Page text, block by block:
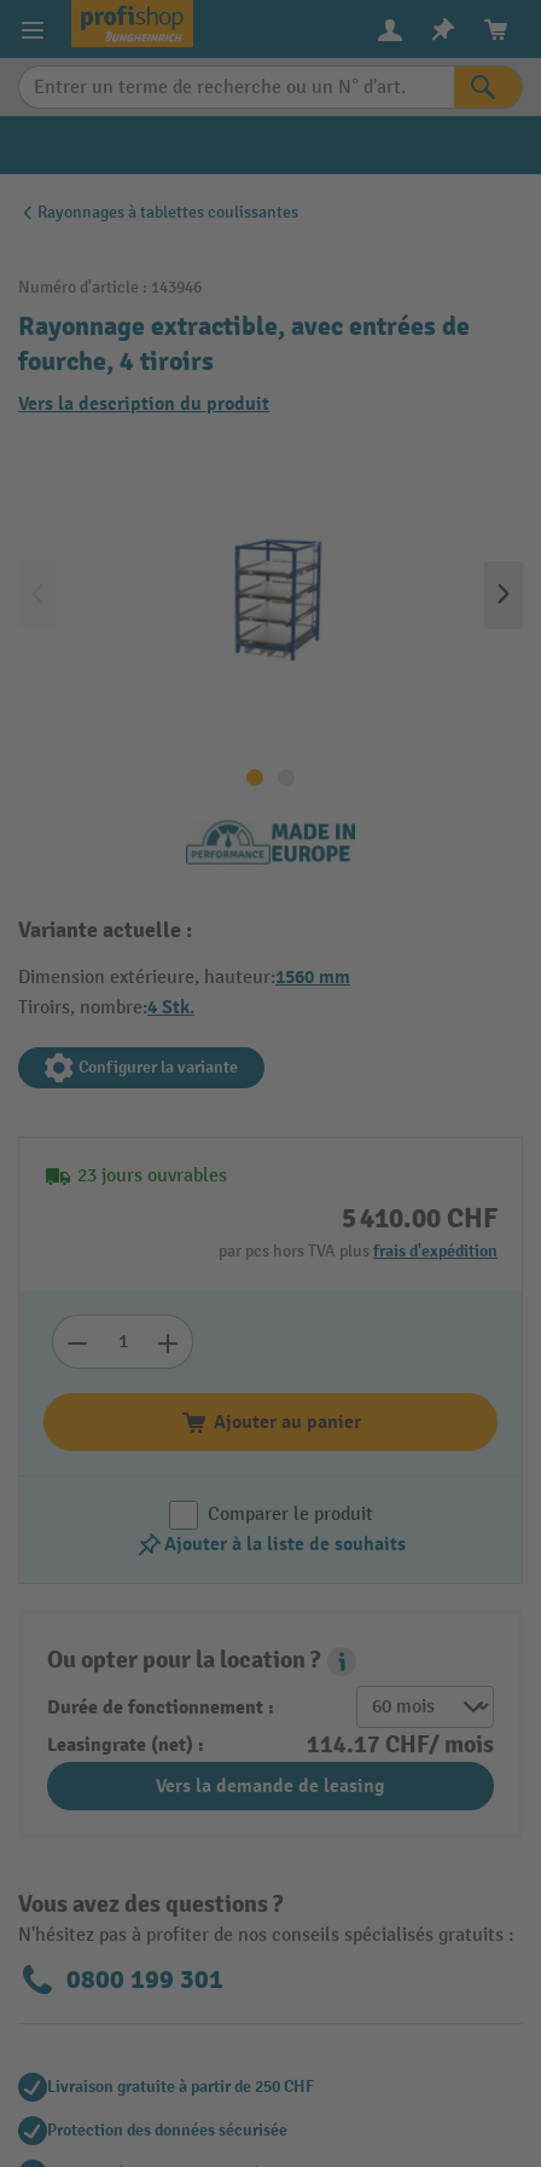
content
Rayonnages à tablettes coulissantes
Numéro d'article : 143946
Rayonnage extractible, avec entrées de
fourche, 4 tiroirs
Vers la description du produit
Variante actuelle :
Dimension extérieure, hauteur:1560 mm
Tiroirs, nombre:4 Stk.
Configurer la variante
23 jours ouvrables
5 410.00 CHF
par pcs hors TVA plus frais d'expédition
Ajouter au panier
Comparer le produit
Ajouter à la liste de souhaits
Vous avez des questions ?
N'hésitez pas à profiter de nos conseils spécialisés gratuits :
0800 199 301
Ou opter pour la location ?
Leasing Popover
Durée de fonctionnement :
Leasingrate (net) :
114.17 CHF/ mois
Vers la demande de leasing
Livraison gratuite à partir de 250 CHF
Protection des données sécurisée